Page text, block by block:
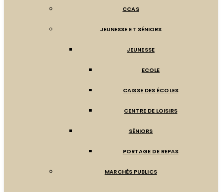
CCAS
JEUNESSE ET SÉNIORS
JEUNESSE
ECOLE
CAISSE DES ÉCOLES
CENTRE DE LOISIRS
SÉNIORS
PORTAGE DE REPAS
MARCHÉS PUBLICS